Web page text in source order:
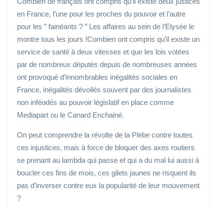
en France, l’une pour les proches du pouvoir et l’autre
pour les ” fainéants ? ” Les affaires au sein de l’Elysée le
montre tous les jours !Combien ont compris qu’il existe un
service de santé à deux vitesses et que les lois votées
par de nombreux députés depuis de nombreuses années
ont provoqué d’innombrables inégalités sociales en
France, inégalités dévoilés souvent par des journalistes
non inféodés au pouvoir législatif en place comme
Mediapart ou le Canard Enchainé.
On peut comprendre la révolte de la Plèbe contre toutes
ces injustices, mais à force de bloquer des axes routiers
se prenant au lambda qui passe et qui a du mal lui aussi à
boucler ces fins de mois, ces gilets jaunes ne risquent ils
pas d’inverser contre eux la popularité de leur mouvement
?